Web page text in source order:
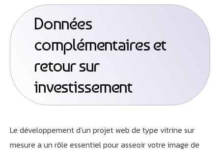
Données
complémentaires et
retour sur
investissement
Le développement d’un projet web de type vitrine sur
mesure a un rôle essentiel pour asseoir votre image de